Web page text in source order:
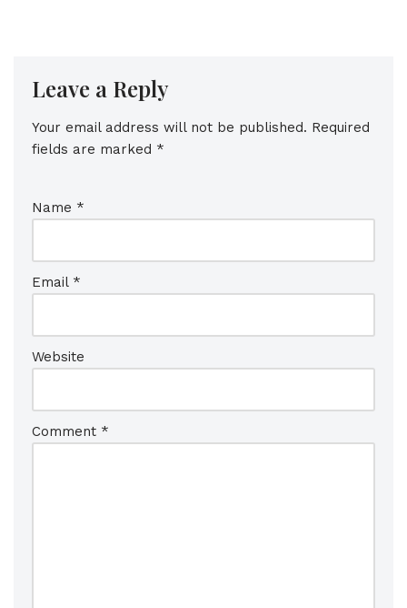
Leave a Reply
Your email address will not be published. Required
fields are marked *
Name *
Email *
Website
Comment *